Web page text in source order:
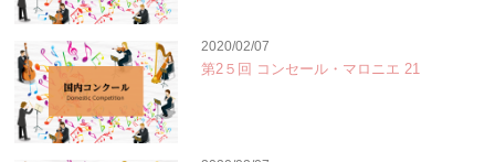
2020/02/07
第2５回 コンセール・マロニエ 21